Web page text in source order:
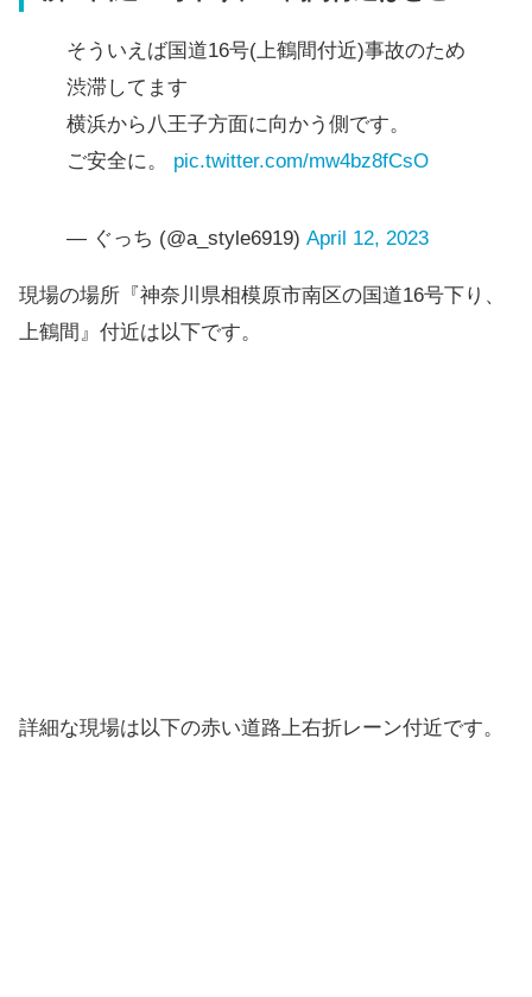
そういえば国道16号(上鶴間付近)事故のため
渋滞してます
横浜から八王子方面に向かう側です。
ご安全に。 pic.twitter.com/mw4bz8fCsO
— ぐっち (@a_style6919) April 12, 2023
現場の場所『神奈川県相模原市南区の国道16号下り、
上鶴間』付近は以下です。
詳細な現場は以下の赤い道路上右折レーン付近です。